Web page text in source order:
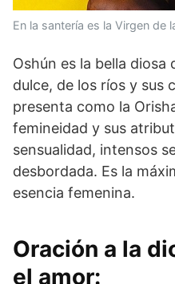
En la santería es la Virgen de
Oshún es la bella diosa
dulce, de los ríos y sus
presenta como la
femineidad y sus
sensualidad, intensos
desbordada. Es la
esencia femenina.
Oración a la
el amor: